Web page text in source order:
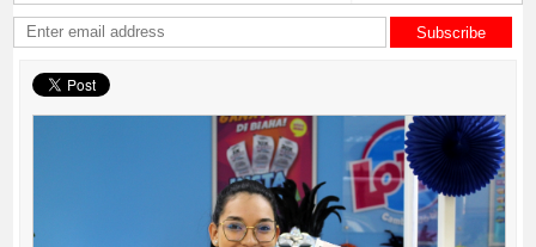
Subscribe